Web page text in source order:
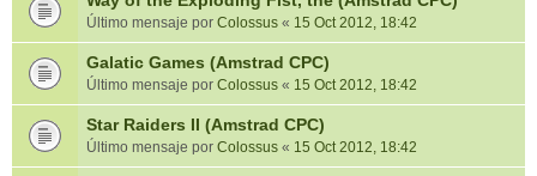
Último mensaje por Colossus « 15 Oct 2012, 18:42
Galatic Games (Amstrad CPC)
Último mensaje por Colossus « 15 Oct 2012, 18:42
Star Raiders II (Amstrad CPC)
Último mensaje por Colossus « 15 Oct 2012, 18:42